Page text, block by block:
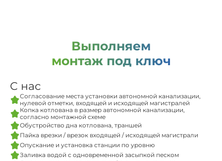
Выполняем
монтаж под ключ
С нас
Согласование места установки автономной канализации,
нулевой отметки, входящей и исходящей магистралей
Копка котлована в размер автономной канализации,
согласно монтажной схеме
Обустройство дна котлована, траншей
Пайка врезки / врезок входящей / исходящей магистрали
Опускание и установка станции по уровню
Заливка водой с одновременной засыпкой песком